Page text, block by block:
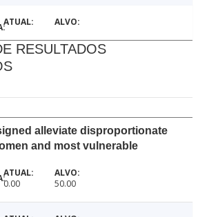
RESULTADOS
alleviate disproportionate
and most vulnerable
0.00 50.00